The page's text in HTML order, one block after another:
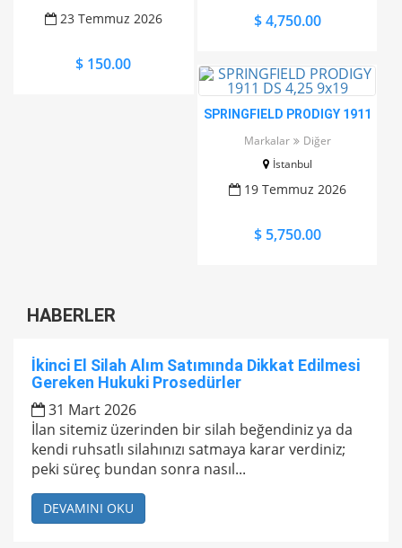
23 Temmuz 2026
$ 150.00
$ 4,750.00
SPRINGFIELD PRODIGY 1911
Markalar
Diğer
İstanbul
19 Temmuz 2026
$ 5,750.00
HABERLER
İkinci El Silah Alım Satımında Dikkat Edilmesi
Gereken Hukuki Prosedürler
31 Mart 2026
İlan sitemiz üzerinden bir silah beğendiniz ya da
kendi ruhsatlı silahınızı satmaya karar verdiniz;
peki süreç bundan sonra nasıl...
DEVAMINI OKU